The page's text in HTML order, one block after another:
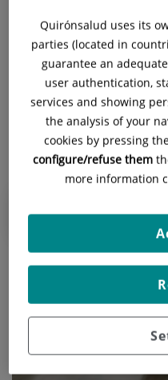
17 18 19
24 25 26
31 1 2
Agosto 2026
No existen eventos en el
Quirónsalud uses its
parties (located in
guarantee an
user authentication,
services and showing
the analysis of your
cookies by pressing
configure/refuse them
more information